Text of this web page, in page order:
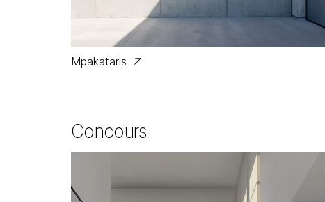
Mpakataris
Concours